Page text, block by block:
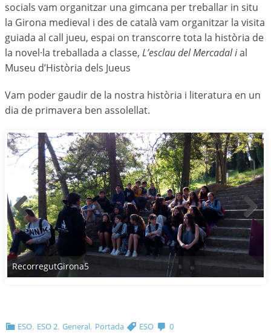
socials vam organitzar una gimcana per treballar in situ
la Girona medieval i des de català vam organitzar la visita
guiada al call jueu, espai on transcorre tota la història de
la novel·la treballada a classe, L’esclau del Mercadalial
Museu d’Història dels Jueus
Vam poder gaudir de la nostra història i literatura en un
dia de primavera ben assolellat.
RecorregutGirona5
ESO, ESO 2,General, Portada ESO 0